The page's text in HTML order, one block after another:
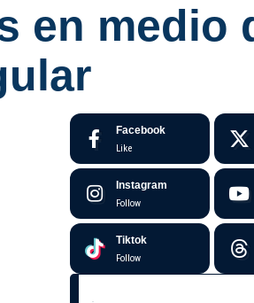
en medio
Facebook
Like
Instagram
Follow
Tiktok
Follow